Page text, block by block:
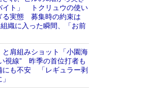
ト」 トクリュウの使い
る実態 募集時の約束は
織に入った瞬間、「お前
と肩組みショット「小園海
視線” 昨季の首位打者も
にも不安 「レギュラー剥